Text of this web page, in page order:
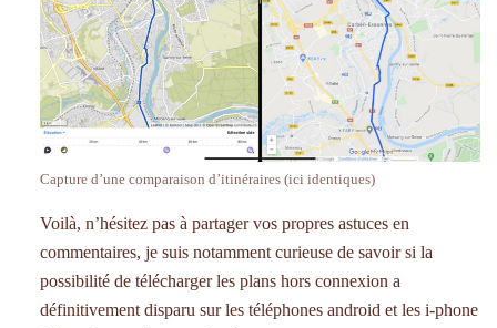
Capture d’une comparaison d’itinéraires (ici identiques)
Voilà, n’hésitez pas à partager vos propres astuces en
commentaires, je suis notamment curieuse de savoir si la
possibilité de télécharger les plans hors connexion a
définitivement disparu sur les téléphones android et les i-phone